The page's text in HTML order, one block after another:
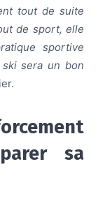
tout de suite
de sport, elle
sportive
sera un bon
sa